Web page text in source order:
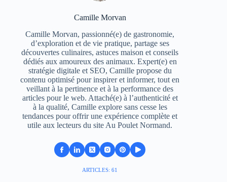
Camille Morvan
Camille Morvan, passionné(e) de gastronomie,
d’exploration et de vie pratique, partage ses
découvertes culinaires, astuces maison et conseils
dédiés aux amoureux des animaux. Expert(e) en
stratégie digitale et SEO, Camille propose du
contenu optimisé pour inspirer et informer, tout en
veillant à la pertinence et à la performance des
articles pour le web. Attaché(e) à l’authenticité et
à la qualité, Camille explore sans cesse les
tendances pour offrir une expérience complète et
utile aux lecteurs du site Au Poulet Normand.
ARTICLES: 61